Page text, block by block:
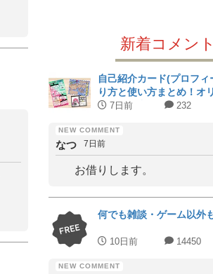
新着コメント
自己紹介カード(プロフ
り方と使い方まとめ！オ
ート配布中！
7日前 232
なつ 7日前
お借りします。
何でも雑談・ゲーム以外
10日前 14450